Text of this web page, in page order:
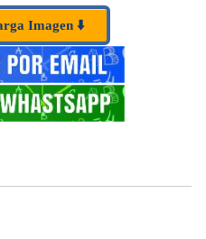
Imagen ⬇️